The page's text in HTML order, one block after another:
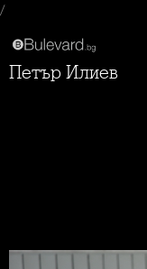
/
Петър Илиев